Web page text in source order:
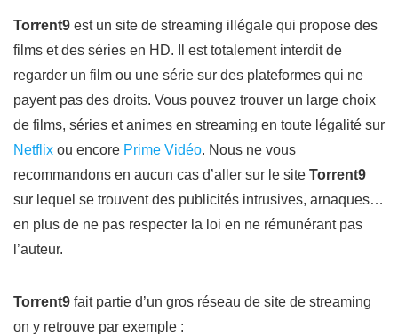
Torrent9 est un site de streaming illégale qui propose des
films et des séries en HD. Il est totalement interdit de
regarder un film ou une série sur des plateformes qui ne
payent pas des droits. Vous pouvez trouver un large choix
de films, séries et animes en streaming en toute légalité sur
Netflix ou encore Prime Vidéo. Nous ne vous
recommandons en aucun cas d’aller sur le site Torrent9
sur lequel se trouvent des publicités intrusives, arnaques…
en plus de ne pas respecter la loi en ne rémunérant pas
l’auteur.
Torrent9 fait partie d’un gros réseau de site de streaming
on y retrouve par exemple :